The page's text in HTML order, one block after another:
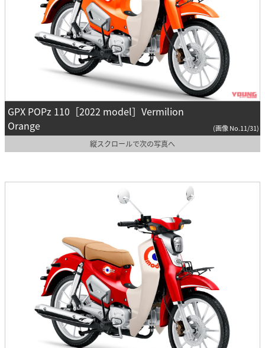
GPX POPz 110［2022 model］Vermilion
Orange
(画像 No.11/31)
縦スクロールで次の写真へ